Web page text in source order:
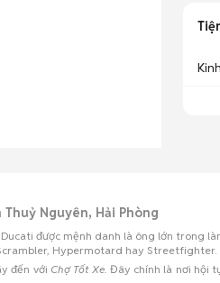
Nguyên, Hải Phòng
được mệnh danh là ông lớn trong
Hypermotard hay Streetfighter.
đến với Chợ Tốt Xe. Đây chính là nơi hội